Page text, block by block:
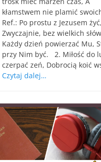
kłamstwem nie plamić
Ref.: Po prostu z Jezusem żyć,
Zwyczajnie, bez wielkich
Każdy dzień powierzać Mu,
przy Nim być. 2. Miłość do
czerpać zeń, Dobrocią koić
Czytaj dalej…